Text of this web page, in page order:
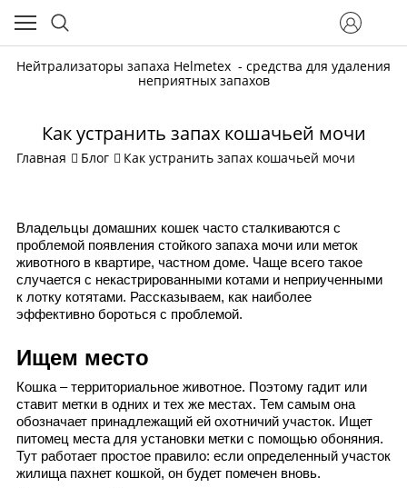
Нейтрализаторы запаха Helmetex - средства для удаления
неприятных запахов
Как устранить запах кошачьей мочи
Главная Блог Как устранить запах кошачьей мочи
Владельцы домашних кошек часто сталкиваются с
проблемой появления стойкого запаха мочи или меток
животного в квартире, частном доме. Чаще всего такое
случается с некастрированными котами и неприученными
к лотку котятами. Рассказываем, как наиболее
эффективно бороться с проблемой.
Ищем место
Кошка – территориальное животное. Поэтому гадит или
ставит метки в одних и тех же местах. Тем самым она
обозначает принадлежащий ей охотничий участок. Ищет
питомец места для установки метки с помощью обоняния.
Тут работает простое правило: если определенный участок
жилища пахнет кошкой, он будет помечен вновь.